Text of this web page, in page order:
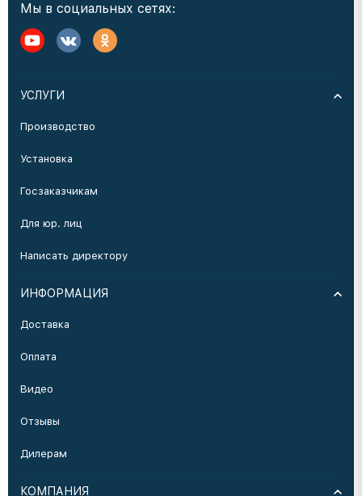
Мы в социальных сетях:
УСЛУГИ
Производство
Установка
Госзаказчикам
Для юр. лиц
Написать директору
ИНФОРМАЦИЯ
Доставка
Оплата
Видео
Отзывы
Дилерам
КОМПАНИЯ